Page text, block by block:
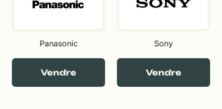
Panasonic
Vendre
Sony
Vendre